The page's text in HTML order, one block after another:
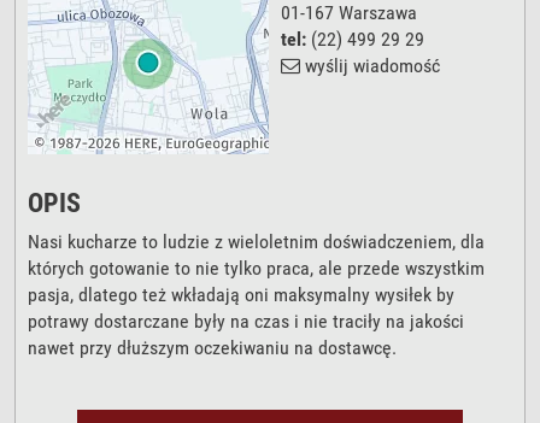
01-167 Warszawa
tel: (22) 499 29 29
wyślij wiadomość
OPIS
Nasi kucharze to ludzie z wieloletnim doświadczeniem, dla
których gotowanie to nie tylko praca, ale przede wszystkim
pasja, dlatego też wkładają oni maksymalny wysiłek by
potrawy dostarczane były na czas i nie traciły na jakości
nawet przy dłuższym oczekiwaniu na dostawcę.